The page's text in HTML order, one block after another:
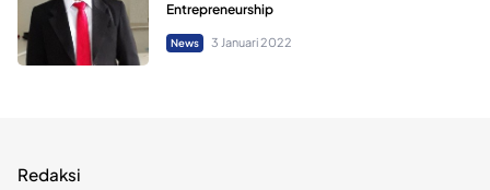
Entrepreneurship
News 3 Januari 2022
Redaksi